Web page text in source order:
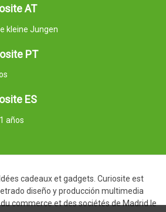
AT
kleine Jungen
PT
ES
años
cadeaux et gadgets. Curiosite est
diseño y producción multimedia
commerce et des sociétés de Madrid le